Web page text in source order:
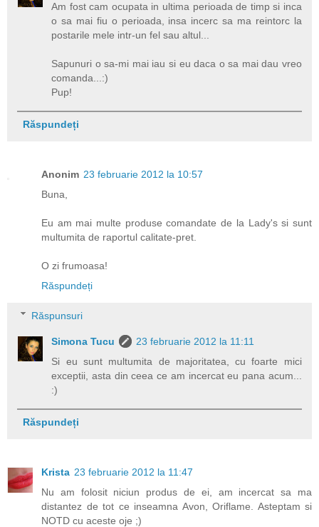
Am fost cam ocupata in ultima perioada de timp si inca
o sa mai fiu o perioada, insa incerc sa ma reintorc la
postarile mele intr-un fel sau altul...
Sapunuri o sa-mi mai iau si eu daca o sa mai dau vreo
comanda...:)
Pup!
Răspundeți
Anonim 23 februarie 2012 la 10:57
Buna,
Eu am mai multe produse comandate de la Lady's si sunt
multumita de raportul calitate-pret.
O zi frumoasa!
Răspundeți
Răspunsuri
Simona Tucu
23 februarie 2012 la 11:11
Si eu sunt multumita de majoritatea, cu foarte mici
exceptii, asta din ceea ce am incercat eu pana acum...
:)
Răspundeți
Krista 23 februarie 2012 la 11:47
Nu am folosit niciun produs de ei, am incercat sa ma
distantez de tot ce inseamna Avon, Oriflame. Asteptam si
NOTD cu aceste oje ;)